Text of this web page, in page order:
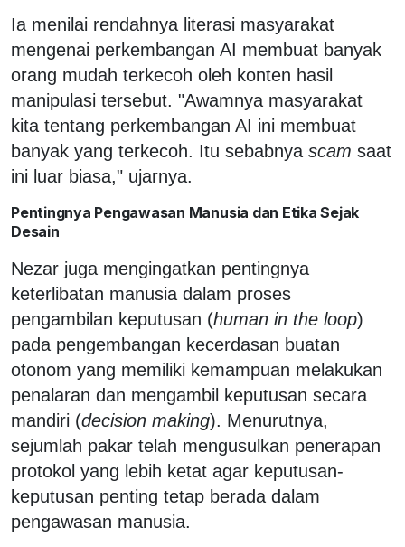
Ia menilai rendahnya literasi masyarakat
mengenai perkembangan AI membuat banyak
orang mudah terkecoh oleh konten hasil
manipulasi tersebut. "Awamnya masyarakat
kita tentang perkembangan AI ini membuat
banyak yang terkecoh. Itu sebabnya scam saat
ini luar biasa," ujarnya.
Pentingnya Pengawasan Manusia dan Etika Sejak
Desain
Nezar juga mengingatkan pentingnya
keterlibatan manusia dalam proses
pengambilan keputusan (human in the loop)
pada pengembangan kecerdasan buatan
otonom yang memiliki kemampuan melakukan
penalaran dan mengambil keputusan secara
mandiri (decision making). Menurutnya,
sejumlah pakar telah mengusulkan penerapan
protokol yang lebih ketat agar keputusan-
keputusan penting tetap berada dalam
pengawasan manusia.